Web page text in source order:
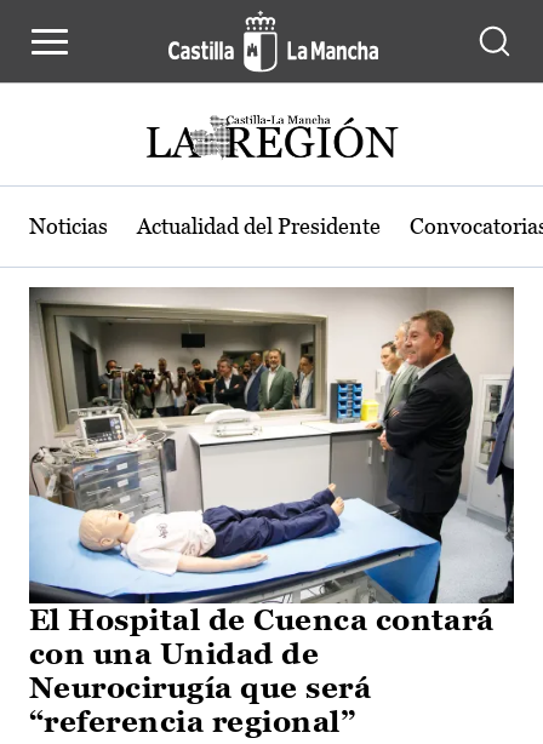
Actualidad de la región de Castilla-
Noticias Actualidad del Presidente
El Hospital de Cuenca contará
con una Unidad de
Neurocirugía que será
“referencia regional”